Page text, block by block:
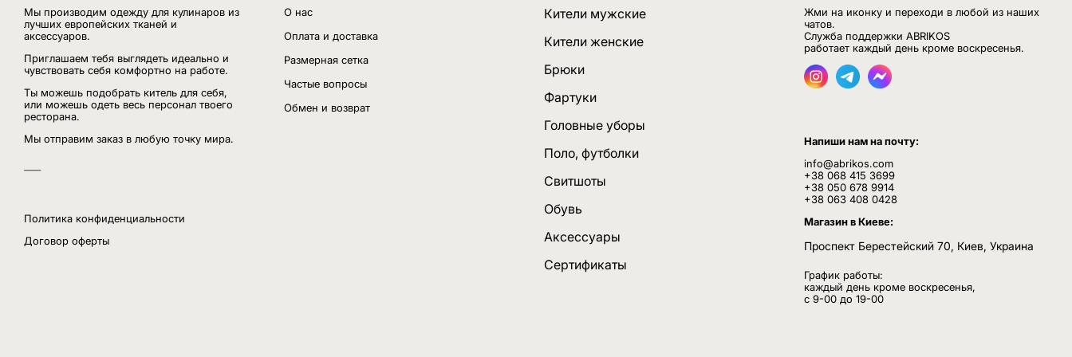
Мы производим одежду для кулинаров из
лучших европейских тканей и
аксессуаров.
Приглашаем тебя выглядеть идеально и
чувствовать себя комфортно на работе.
Ты можешь подобрать китель для себя,
или можешь одеть весь персонал твоего
ресторана.
Мы отправим заказ в любую точку мира.
Политика конфиденциальности
Договор оферты
О нас
Оплата и доставка
Размерная сетка
Частые вопросы
Обмен и возврат
Кители мужские
Кители женские
Брюки
Фартуки
Головные уборы
Поло, футболки
Свитшоты
Обувь
Аксессуары
Сертификаты
Жми на иконку и переходи в любой из наших
чатов.
Служба поддержки ABRIKOS
работает каждый день кроме воскресенья.
Напиши нам на почту:
info@abrikos.com
+38 068 415 3699
+38 050 678 9914
+38 063 408 0428
Магазин в Киеве:
Проспект Берестейский 70, Киев, Украина
График работы:
каждый день кроме воскресенья,
с 9-00 до 19-00